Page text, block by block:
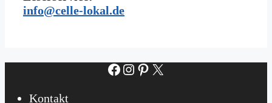
info@celle-lokal.de
Facebook
Instagram
Pinterest
X
Kontakt